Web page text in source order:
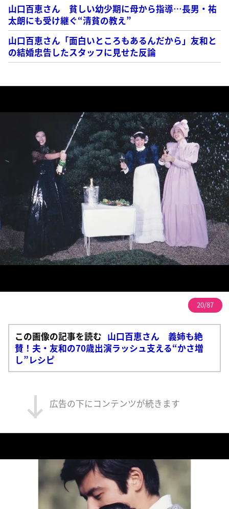
山口百恵さん 貧しい幼少期に母から指導…長男・祐
太朗にも受け継ぐ“清貧の教え”
山口百恵さん「面白いところもあるんだから」友和と
の結婚忠告したスタッフに見せた反論
20/87
この画像の記事を読む 山口百恵さん 義姉も絶
賛！夫・友和の70歳出演ラッシュ支える“かさ増
し”レシピ
広告の下にコンテンツが続きます